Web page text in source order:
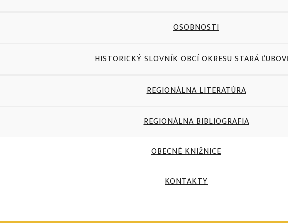
OSOBNOSTI
HISTORICKÝ SLOVNÍK OBCÍ OKRESU STARÁ
REGIONÁLNA LITERATÚRA
REGIONÁLNA BIBLIOGRAFIA
OBECNÉ KNIŽNICE
KONTAKTY